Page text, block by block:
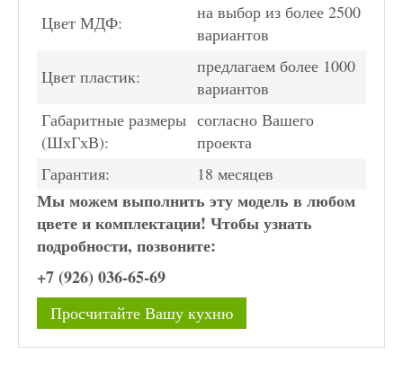
Цвет МДФ:
на выбор из более 2500
вариантов
Цвет пластик:
предлагаем более 1000
вариантов
Габаритные размеры
(ШхГхВ):
согласно Вашего
проекта
Гарантия:
18 месяцев
Мы можем выполнить эту модель в любом
цвете и комплектации! Чтобы узнать
подробности, позвоните:
+7 (926) 036-65-69
Просчитайте Вашу кухню